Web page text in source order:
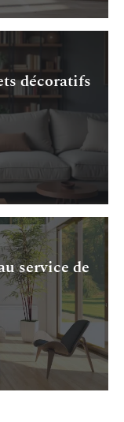
décoratifs
service de